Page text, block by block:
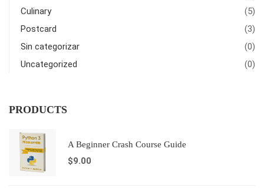
Culinary
(5)
Postcard
(3)
Sin categorizar
(0)
Uncategorized
(0)
PRODUCTS
A Beginner Crash Course Guide
$9.00